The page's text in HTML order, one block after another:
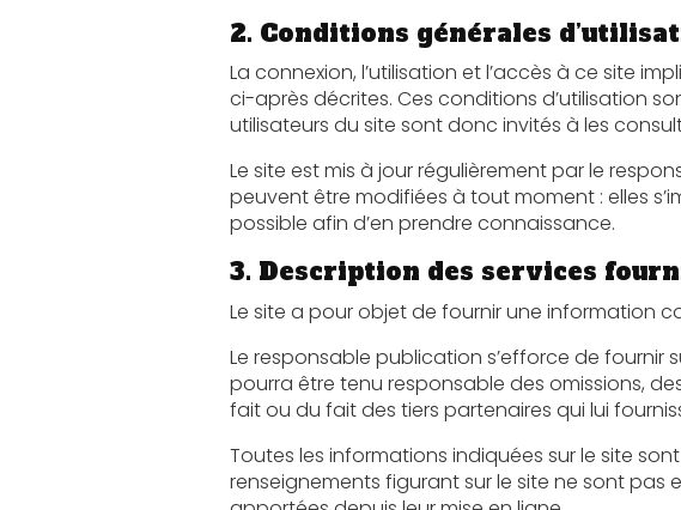
2. Conditions générales
La connexion, l’utilisation et l’accès à ce site impliquent
ci-après décrites. Ces conditions d’utilisation sont susceptibles d’être
Le site est mis à jour régulièrement par le responsable de
peuvent être modifiées à tout moment : elles s’imposent néanmoins
possible afin d’en prendre connaissance.
3. Description des services
Le responsable publication s’efforce de fournir sur le site
pourra être tenu responsable des omissions, des inexactitudes et
fait ou du fait des tiers partenaires qui lui
Toutes les informations indiquées sur le site sont données à
renseignements figurant sur le site ne sont pas exhaustifs. Ils sont